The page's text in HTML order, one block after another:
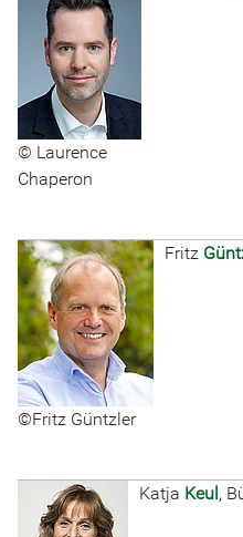
© Laurence
Chaperon
©Fritz Güntzler
Fritz
Katja Keul,